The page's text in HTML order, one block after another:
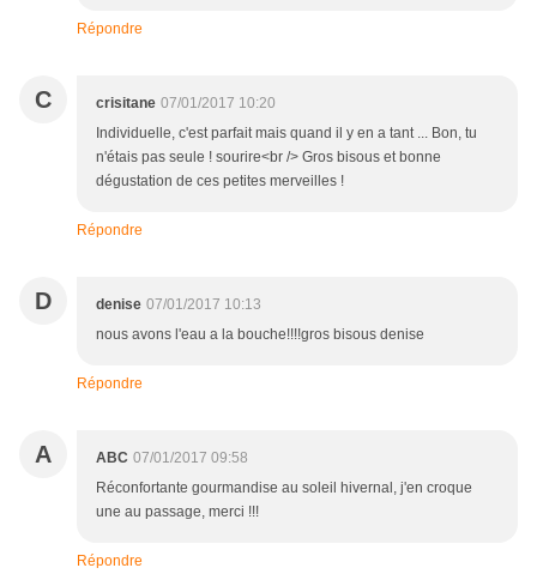
Répondre
C crisitane 07/01/2017 10:20
Individuelle, c'est parfait mais quand il y en a tant ... Bon, tu
n'étais pas seule ! sourire<br /> Gros bisous et bonne
dégustation de ces petites merveilles !
Répondre
D denise 07/01/2017 10:13
nous avons l'eau a la bouche!!!!gros bisous denise
Répondre
A ABC 07/01/2017 09:58
Réconfortante gourmandise au soleil hivernal, j'en croque
une au passage, merci !!!
Répondre